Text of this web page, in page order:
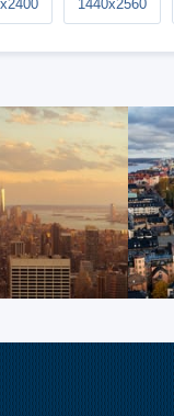
1440x2560